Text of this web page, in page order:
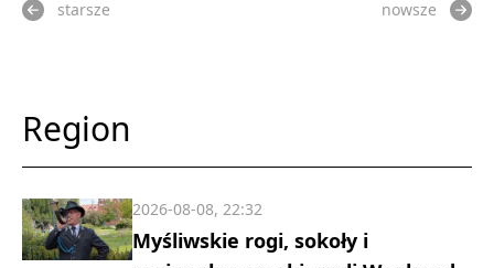
starsze nowsze
Region
Myśliwskie rogi, sokoły i
2026-08-08, 22:32